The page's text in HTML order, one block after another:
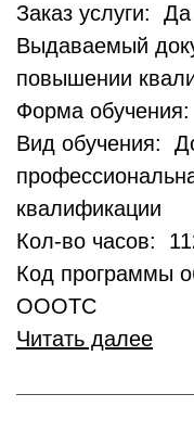
Заказ услуги: Да
Выдаваемый
повышении
Форма
Вид обучения:
квалификации
Кол-во часов:
Код программы
ОООТС
Читать далее